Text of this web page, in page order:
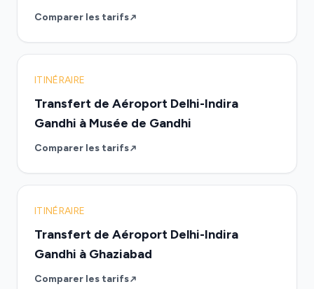
Comparer les tarifs
ITINÉRAIRE
Transfert de Aéroport Delhi-Indira
Gandhi à Musée de Gandhi
Comparer les tarifs
ITINÉRAIRE
Transfert de Aéroport Delhi-Indira
Gandhi à Ghaziabad
Comparer les tarifs